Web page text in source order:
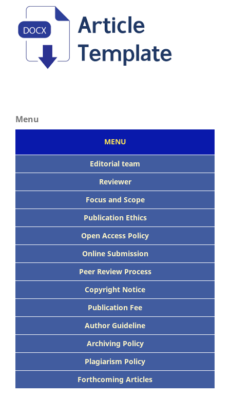
Menu
MENU
Editorial team
Reviewer
Focus and Scope
Publication Ethics
Open Access Policy
Online Submission
Peer Review Process
Copyright Notice
Publication Fee
Author Guideline
Archiving Policy
Plagiarism Policy
Forthcoming Articles